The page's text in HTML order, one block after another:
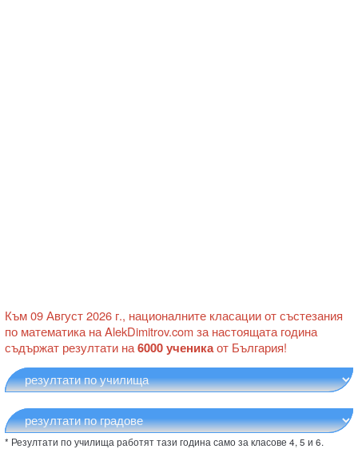
Към 09 Август 2026 г., националните класации от състезания
по математика на AlekDimitrov.com за настоящата година
съдържат резултати на6000 ученикаот България!
* Резултати по училища работят тази година само за класове 4, 5 и 6.